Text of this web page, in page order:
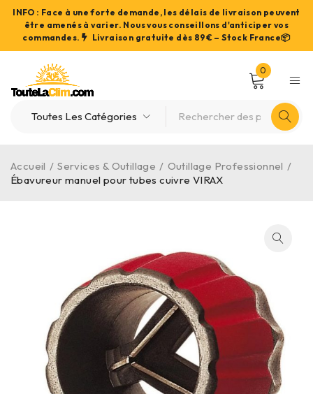
INFO : Face à une forte demande, les délais de livraison peuvent
être amenés à varier. Nous vous conseillons d'anticiper vos
commandes.
Livraison gratuite dès 89€ – Stock France📦
0
Accueil / Services & Outillage / Outillage Professionnel /
Ébavureur manuel pour tubes cuivre VIRAX